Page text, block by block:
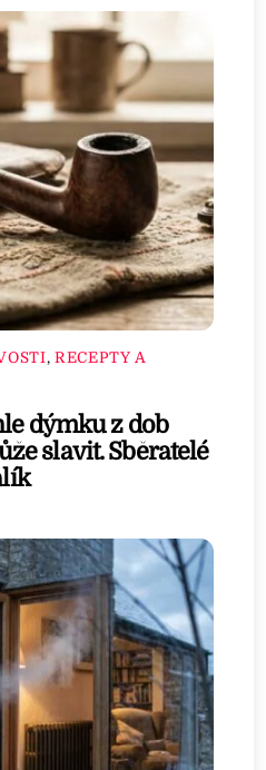
, RECEPTY A
dýmku z dob
slavit. Sběratelé